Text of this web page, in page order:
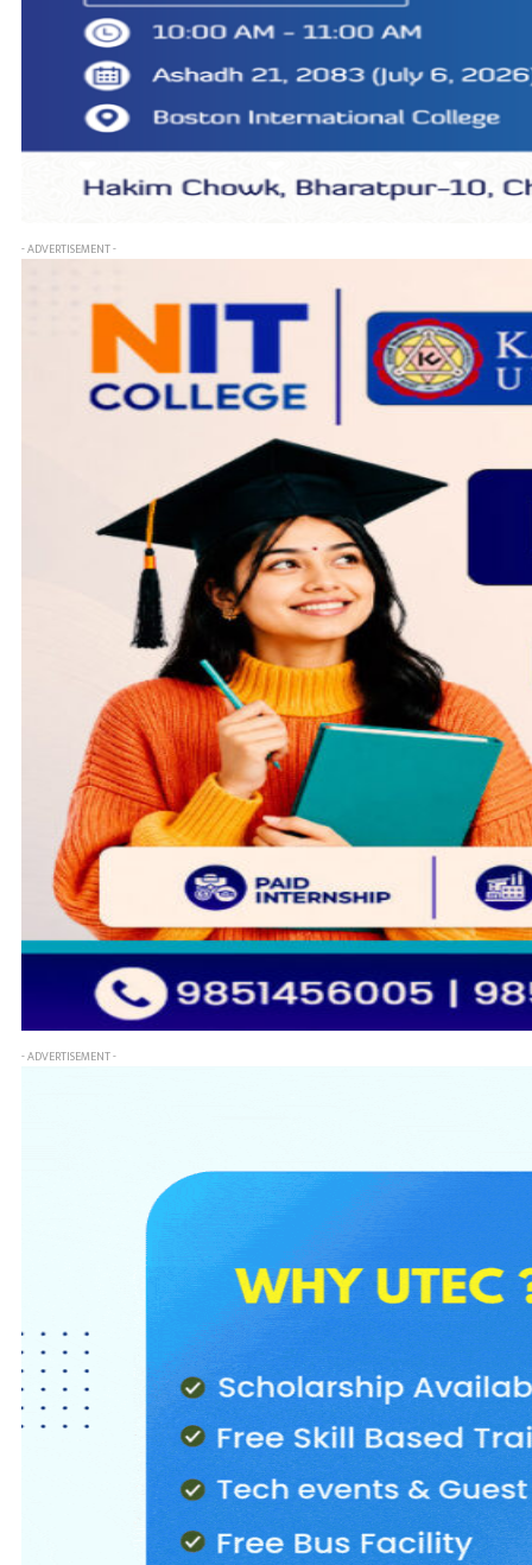
- ADVERTISEMENT -
- ADVERTISEMENT -